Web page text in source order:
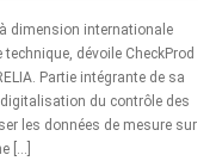
dimension internationale
dévoile CheckProd
Partie intégrante de sa
du contrôle des
les données de mesure sur
[…]